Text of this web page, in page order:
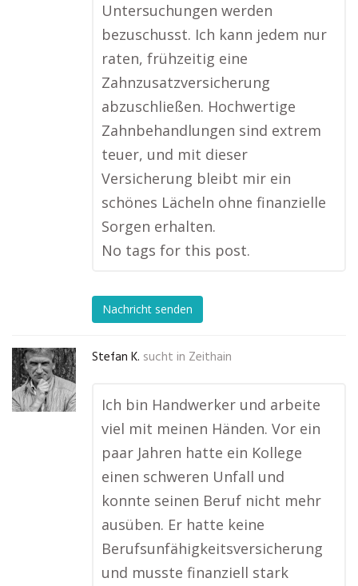
Untersuchungen werden
bezuschusst. Ich kann jedem nur
raten, frühzeitig eine
Zahnzusatzversicherung
abzuschließen. Hochwertige
Zahnbehandlungen sind extrem
teuer, und mit dieser
Versicherung bleibt mir ein
schönes Lächeln ohne finanzielle
Sorgen erhalten.
No tags for this post.
Nachricht senden
Stefan K. sucht in Zeithain
Ich bin Handwerker und arbeite
viel mit meinen Händen. Vor ein
paar Jahren hatte ein Kollege
einen schweren Unfall und
konnte seinen Beruf nicht mehr
ausüben. Er hatte keine
Berufsunfähigkeitsversicherung
und musste finanziell stark